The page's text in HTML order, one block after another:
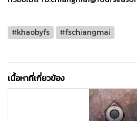
#khaobyfs #fschiangmai
เนื้อหาที่เกี่ยวข้อง